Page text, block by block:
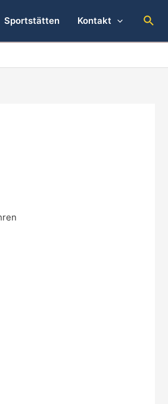
Sportstätten Kontakt